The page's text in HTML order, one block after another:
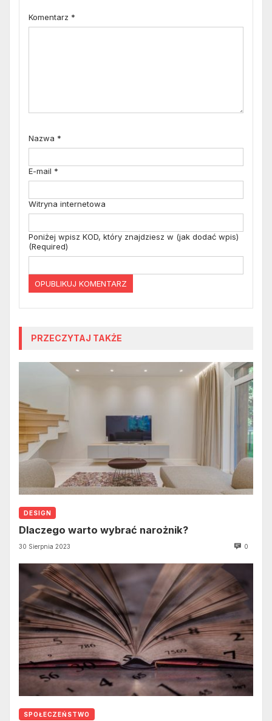
Komentarz *
Nazwa *
E-mail *
Witryna internetowa
Poniżej wpisz KOD, który znajdziesz w (jak dodać wpis)
(Required)
PRZECZYTAJ TAKŻE
DESIGN
Dlaczego warto wybrać narożnik?
30 Sierpnia 2023 0
SPOŁECZEŃSTWO